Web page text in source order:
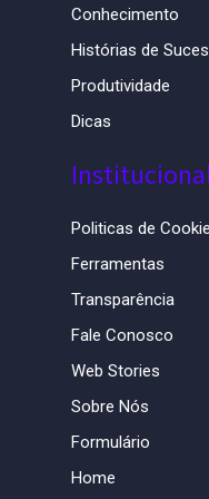
Conhecimento
Histórias de
Produtividade
Dicas
Politicas de
Ferramentas
Transparência
Fale Conosco
Web Stories
Sobre Nós
Formulário
Home